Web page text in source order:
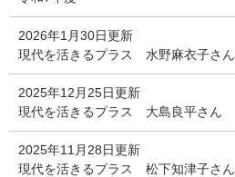
2026年1月30日更新
現代を活きるプラス 水野麻衣子さん
2025年12月25日更新
現代を活きるプラス 大島良平さん
2025年11月28日更新
現代を活きるプラス 松下知津子さん